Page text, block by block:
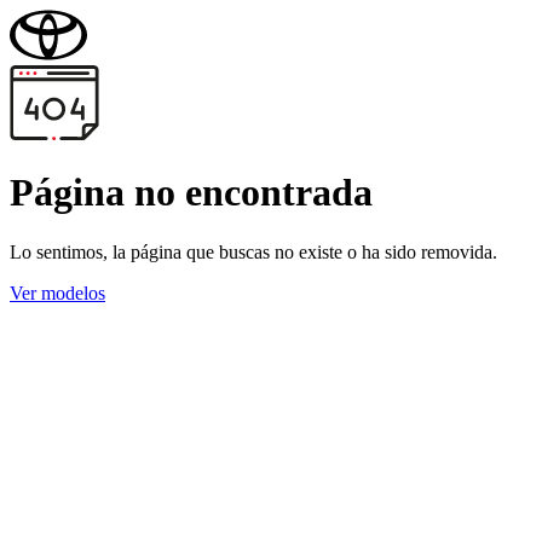
Página no encontrada
Lo sentimos, la página que buscas no existe o ha sido removida.
Ver modelos